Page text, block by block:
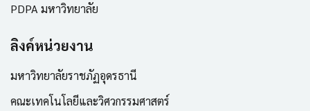
PDPA มหาวิทยาลัย
ลิงค์หน่วยงาน
มหาวิทยาลัยราชภัฏอุดรธานี
คณะเทคโนโลยีและวิศวกรรมศาสตร์